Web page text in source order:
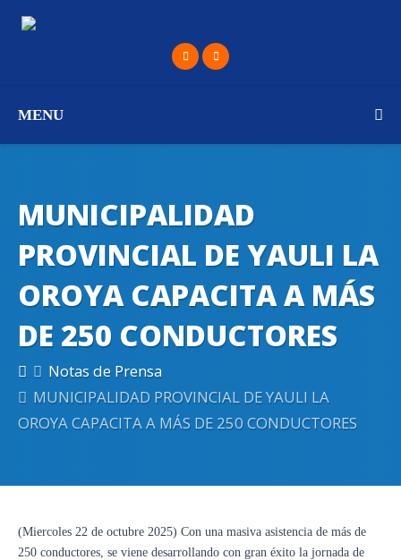
MENU
MUNICIPALIDAD
PROVINCIAL DE YAULI LA
OROYA CAPACITA A MÁS
DE 250 CONDUCTORES
Notas de Prensa
MUNICIPALIDAD PROVINCIAL DE YAULI LA
OROYA CAPACITA A MÁS DE 250 CONDUCTORES
(Miercoles 22 de octubre 2025) Con una masiva asistencia de más de
250 conductores, se viene desarrollando con gran éxito la jornada de